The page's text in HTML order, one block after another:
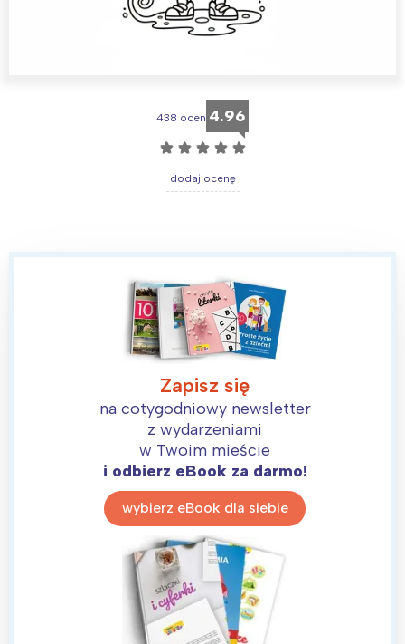
438 ocen 4.96
☆ ☆ ☆ ☆ ☆
dodaj ocenę
Zapisz się
na cotygodniowy newsletter
z wydarzeniami
w Twoim mieście
i odbierz eBook za darmo!
wybierz eBook dla siebie